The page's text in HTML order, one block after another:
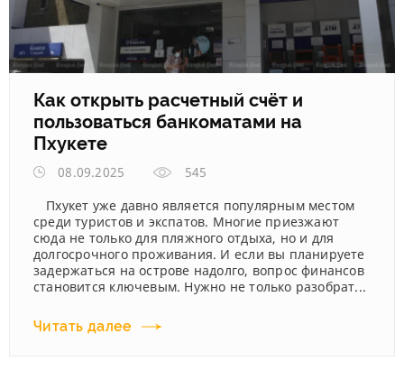
Как открыть расчетный счёт и
пользоваться банкоматами на
Пхукете
08.09.2025
545
Пхукет уже давно является популярным местом
среди туристов и экспатов. Многие приезжают
сюда не только для пляжного отдыха, но и для
долгосрочного проживания. И если вы планируете
задержаться на острове надолго, вопрос финансов
становится ключевым. Нужно не только разобрат...
Читать далее